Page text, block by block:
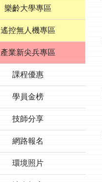
樂齡大學專區
遙控無人機專區
產業新尖兵專區
課程優惠
學員金榜
技師分享
網路報名
環境照片